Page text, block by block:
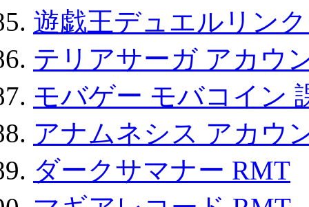
遊戯王デュエルリン
テリアサーガ アカウ
モバゲー モバコイン
アナムネシス アカウ
ダークサマナー RMT